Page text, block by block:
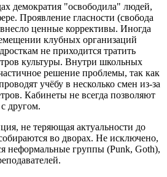
демократия "освободила" людей,
Проявление гласности (свобода
ценные коррективы. Иногда
клубных организаций
не приходится тратить
культуры. Внутри школьных
решение проблемы, так как
учёбу в несколько смен из-за
Кабинеты не всегда позволяют
другом.
не теряющая актуальности до
во дворах. Не исключено,
неформальные группы (Punk, Goth),